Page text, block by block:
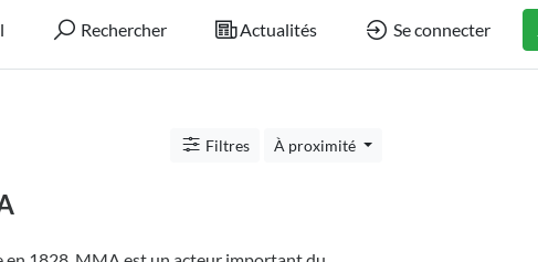
Rechercher Actualités Se connecter
Filtres À proximité